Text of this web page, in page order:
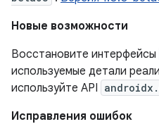
Новые возможности
Восстановите интерфейсы
используемые детали
используйте API
Исправления ошибок